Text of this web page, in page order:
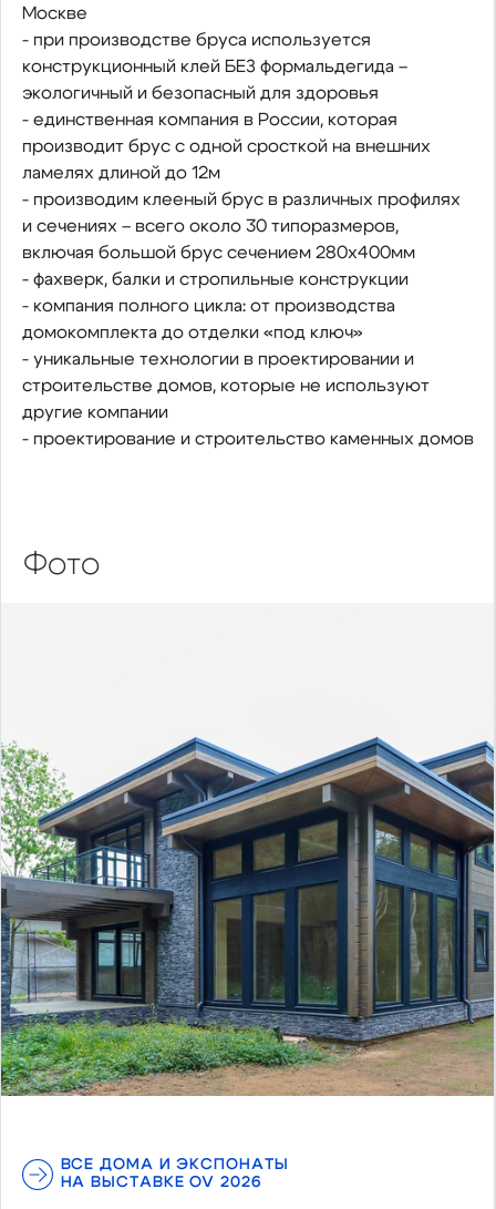
Москве
- при производстве бруса используется
конструкционный клей БЕЗ формальдегида –
экологичный и безопасный для здоровья
- единственная компания в России, которая
производит брус с одной сросткой на внешних
ламелях длиной до 12м
- производим клееный брус в различных профилях
и сечениях – всего около 30 типоразмеров,
включая большой брус сечением 280х400мм
- фахверк, балки и стропильные конструкции
- компания полного цикла: от производства
домокомплекта до отделки «под ключ»
- уникальные технологии в проектировании и
строительстве домов, которые не используют
другие компании
- проектирование и строительство каменных домов
Фото
ВСЕ ДОМА И ЭКСПОНАТЫ
НА ВЫСТАВКЕ OV 2026